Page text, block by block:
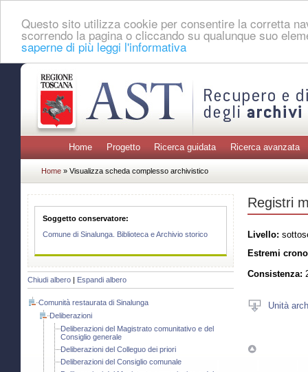
Questo sito utilizza cookie per consentire la corretta
scorrendo la pagina o cliccando su qualunque suo
saperne di più leggi l'informativa
Home Progetto Ricerca guidata Ricerca avanzata
Home » Visualizza scheda complesso archivistico
Soggetto conservatore:
Comune di Sinalunga. Biblioteca e Archivio storico
Chiudi albero Espandi albero
Comunità restaurata di Sinalunga
Deliberazioni
Deliberazioni del Magistrato comunitativo e del
Consiglio generale
Deliberazioni del Colleguo dei priori
Deliberazioni del Consiglio comunale
Registri
Livello:
Estremi
Consistenza:
Unità